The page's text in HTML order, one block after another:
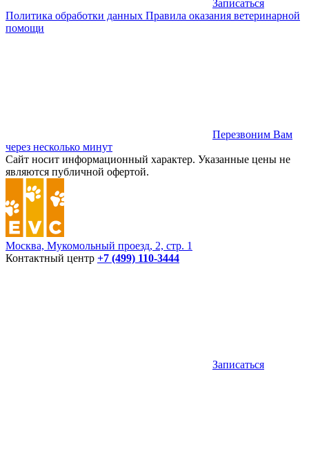
Записаться
Политика обработки данных Правила оказания ветеринарной
помощи
Перезвоним Вам
через несколько минут
Сайт носит информационный характер. Указанные цены не
являются публичной офертой.
Москва, Мукомольный проезд, 2, стр. 1
Контактный центр +7 (499) 110-3444
Записаться